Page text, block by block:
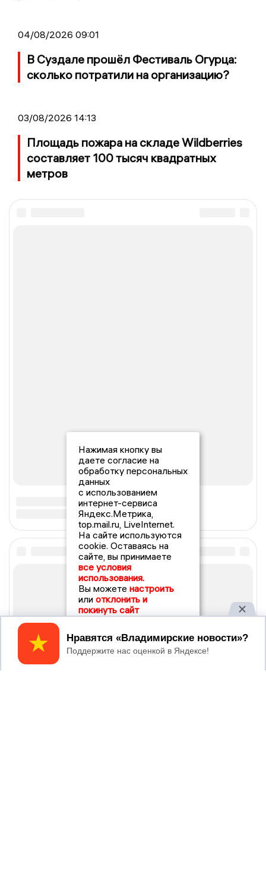
04/08/2026 09:01
В Суздале прошёл Фестиваль Огурца:
сколько потратили на организацию?
03/08/2026 14:13
Площадь пожара на складе Wildberries
составляет 100 тысяч квадратных
метров
Нажимая кнопку вы
даете согласие на
обработку персональных
данных
с использованием
интернет-сервиса
Яндекс.Метрика,
top.mail.ru, LiveInternet.
На сайте используются
cookie. Оставаясь на
сайте, вы принимаете
все условия
использования.
Вы можете настроить
или отклонить и
покинуть сайт
Принять